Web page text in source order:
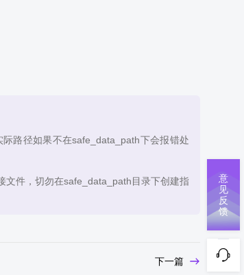
路径如果不在safe_data_path下会报错处
文件，切勿在safe_data_path目录下创建指
下一篇
意
见
反
馈